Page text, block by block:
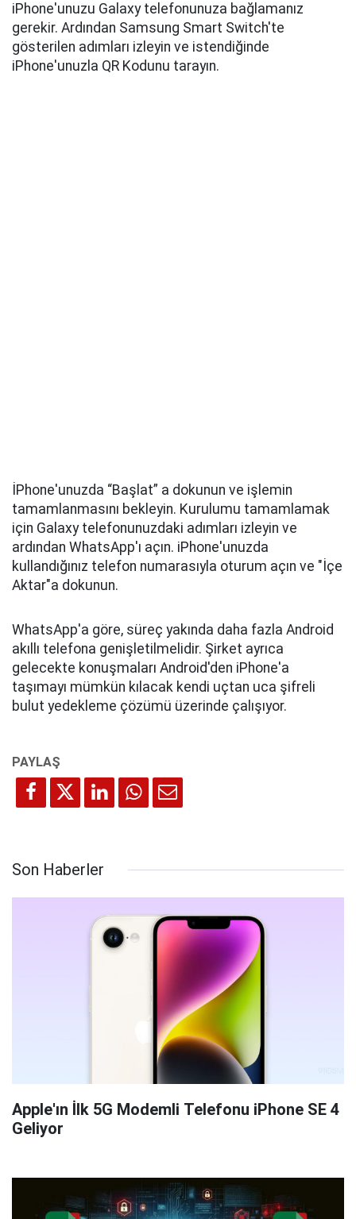
iPhone'unuzu Galaxy telefonunuza bağlamanız
gerekir. Ardından Samsung Smart Switch'te
gösterilen adımları izleyin ve istendiğinde
iPhone'unuzla QR Kodunu tarayın.
İPhone'unuzda “Başlat” a dokunun ve işlemin
tamamlanmasını bekleyin. Kurulumu tamamlamak
için Galaxy telefonunuzdaki adımları izleyin ve
ardından WhatsApp'ı açın. iPhone'unuzda
kullandığınız telefon numarasıyla oturum açın ve "İçe
Aktar"a dokunun.
WhatsApp'a göre, süreç yakında daha fazla Android
akıllı telefona genişletilmelidir. Şirket ayrıca
gelecekte konuşmaları Android'den iPhone'a
taşımayı mümkün kılacak kendi uçtan uca şifreli
bulut yedekleme çözümü üzerinde çalışıyor.
Son Haberler
Apple'ın İlk 5G Modemli Telefonu iPhone SE 4
Geliyor